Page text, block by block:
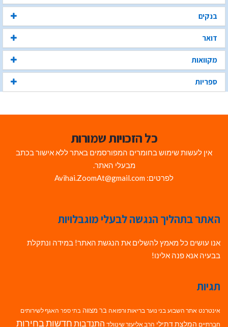
בנקים
דואר
מקוואות
ספריות
כל הזכויות שמורות
אין לעשות שימוש בחומרים המפורסמים באתר ללא אישור בכתב
מבעלי האתר.
לפרטים: Avihai.ZoomAt@gmail.com
האתר בתהליך הנגשה לבעלי מוגבלויות
אנו עושים כל מאמץ להשלים את הנגשת האתר! במידה ונתקלת
בבעיה אנא פנה אלינו!
תגיות
אינטרנט אתר השבוע בני נוער בריאות ורפואה בר מצווה בתי ספר האגף לשירותים
חברתיים המלצת דתילי הרב אליעזר שינוולד התנדבות חדשות בחירות